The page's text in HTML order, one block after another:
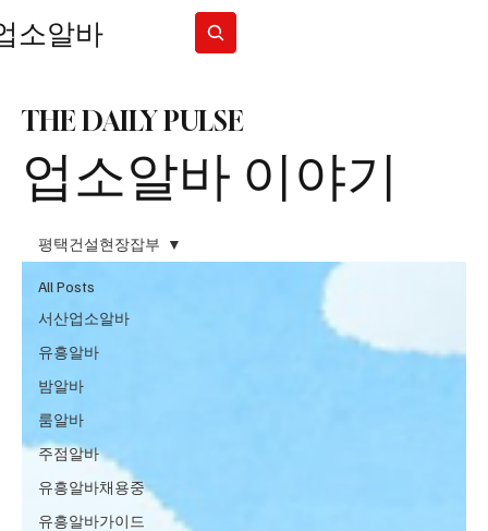
소알바
업소알바 이야기
THE DAILY PULSE
All Posts
서산업소알바
유흥알바
밤알바
룸알바
주점알바
유흥알바채용중
유흥알바가이드
평택건설현장잡부